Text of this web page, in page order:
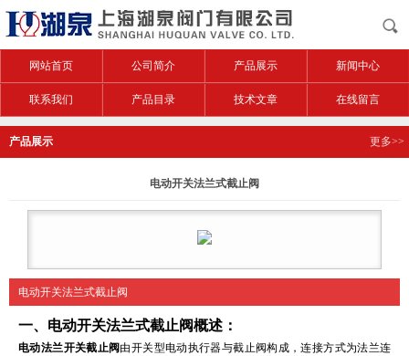
网站首页 公司简介 产品展示 新闻中心
联系我们 产品目录 技术文章 在线留言
产品展示 更多>>
电动开关法兰式截止阀
电动开关法兰式截止阀
一、 电动开关法兰式截止阀概述：
电动法兰开关截止阀由开关型电动执行器与截止阀构成，连接方式为法兰连